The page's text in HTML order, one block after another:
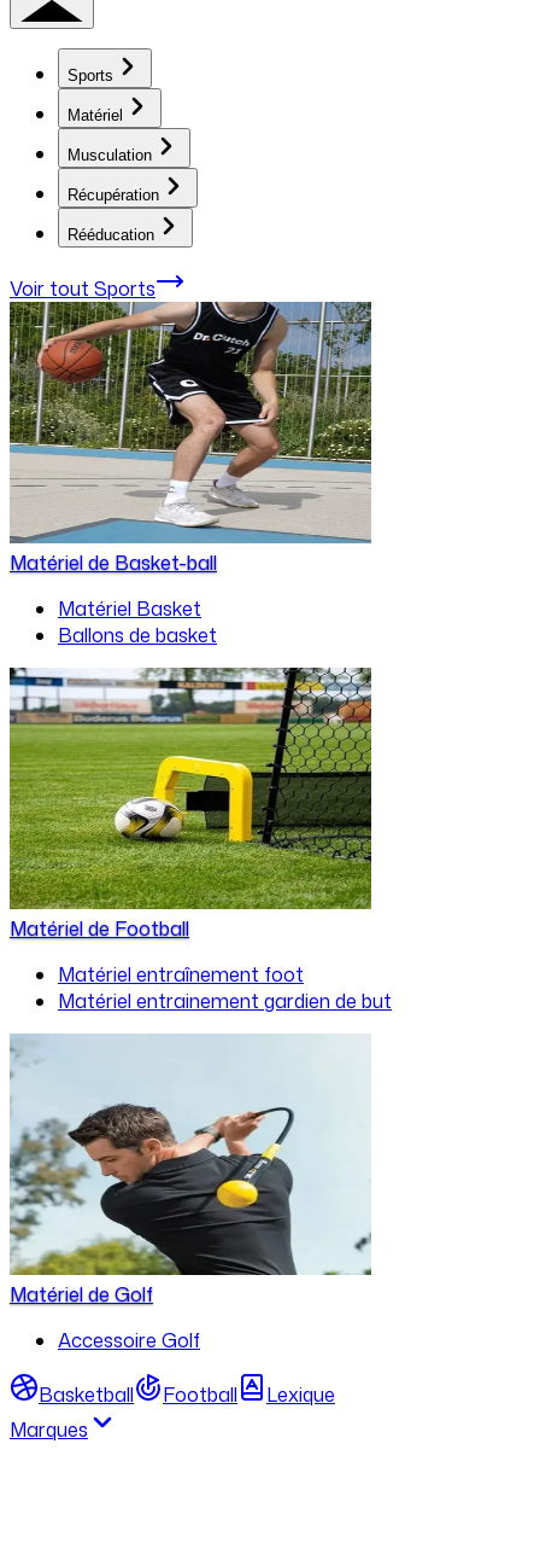
Sports
Matériel
Musculation
Récupération
Rééducation
Voir tout Sports
Matériel de Basket-ball
Matériel Basket
Ballons de basket
Matériel de Football
Matériel entraînement foot
Matériel entrainement gardien de but
Matériel de Golf
Accessoire Golf
Basketball Football
Lexique
Marques